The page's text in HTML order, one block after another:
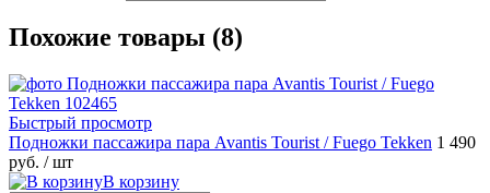
Похожие товары (8)
Быстрый просмотр
Подножки пассажира пара Avantis Tourist / Fuego Tekken 1 490
руб. / шт
В корзину